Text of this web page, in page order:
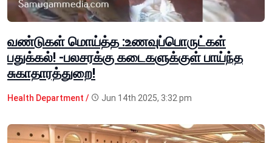
வண்டுகள் மொய்த்த :உணவுப்பொருட்கள்
பதுக்கல்! -பலசரக்கு கடைகளுக்குள் பாய்ந்த
சுகாதாரத்துறை!
Health Department / Jun 14th 2025, 3:32 pm